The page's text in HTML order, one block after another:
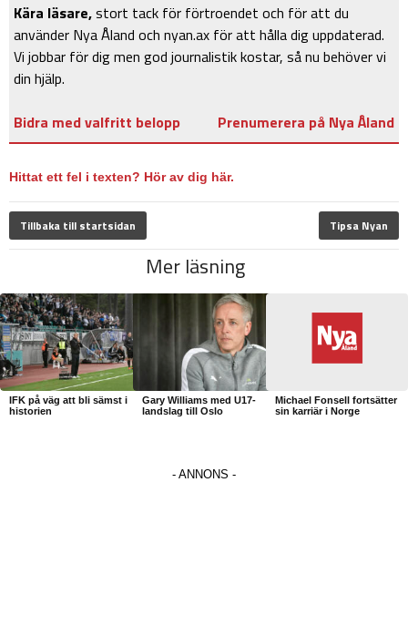
Kära läsare,stort tack för förtroendet och för att du
använder Nya Åland och nyan.ax för att hålla dig uppdaterad.
Vi jobbar för dig men god journalistik kostar, så nu behöver vi
din hjälp.
Bidra med valfritt belopp
Prenumerera på Nya Åland
Hittat ett fel i texten? Hör av dig här.
Tillbaka till startsidan Tipsa Nyan
Mer läsning
IFK på väg att bli sämst i
historien
Gary Williams med U17-
landslag till Oslo
Michael Fonsell fortsätter
sin karriär i Norge